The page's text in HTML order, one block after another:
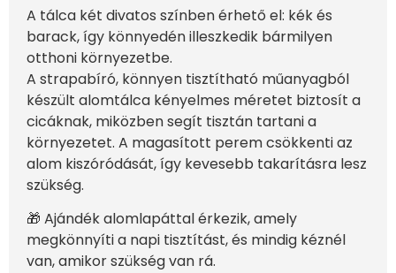
A tálca két divatos színben érhető el: kék és
barack, így könnyedén illeszkedik bármilyen
otthoni környezetbe.
A strapabíró, könnyen tisztítható műanyagból
készült alomtálca kényelmes méretet biztosít a
cicáknak, miközben segít tisztán tartani a
környezetet. A magasított perem csökkenti az
alom kiszóródását, így kevesebb takarításra lesz
szükség.
🎁 Ajándék alomlapáttal érkezik, amely
megkönnyíti a napi tisztítást, és mindig kéznél
van, amikor szükség van rá.